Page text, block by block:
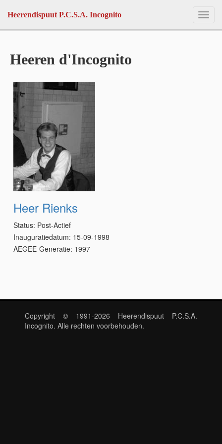
Heerendispuut P.C.S.A. Incognito
Heeren d'Incognito
Heer Rienks
Status: Post-Actief
Inauguratiedatum: 15-09-1998
AEGEE-Generatie: 1997
Copyright © 1991-2026 Heerendispuut P.C.S.A.
Incognito. Alle rechten voorbehouden.